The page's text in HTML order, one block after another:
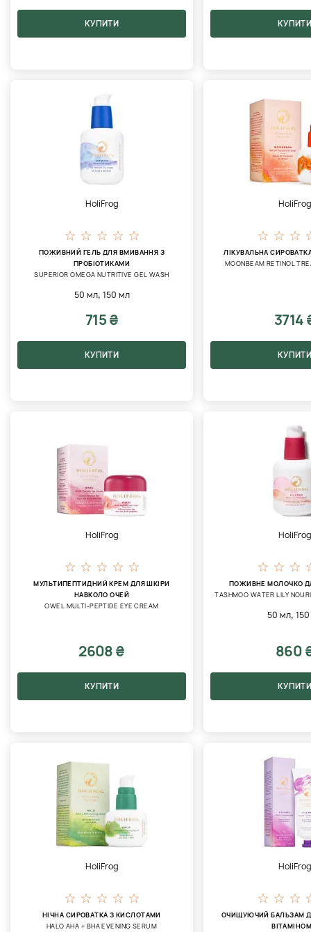
КУПИТИ
HoliFrog
ПОЖИВНИЙ ГЕЛЬ ДЛЯ ВМИВАННЯ З
ПРОБІОТИКАМИ
SUPERIOR OMEGA NUTRITIVE GEL WASH
50 мл, 150 мл
715 ₴
КУПИТИ
HoliFrog
ЛІКУВАЛЬНА
MOONBEAM RETINOL
3714
HoliFrog
МУЛЬТИПЕПТИДНИЙ КРЕМ ДЛЯ ШКІРИ
НАВКОЛО ОЧЕЙ
OWEL MULTI-PEPTIDE EYE CREAM
2608 ₴
КУПИТИ
HoliFrog
ПОЖИВНЕ МОЛОЧКО
TASHMOO WATER LILY
50 мл,
860
HoliFrog
НІЧНА СИРОВАТКА З КИСЛОТАМИ
HALO AHA + BHA EVENING SERUM
HoliFrog
ОЧИЩУЮЧИЙ БАЛЬЗАМ